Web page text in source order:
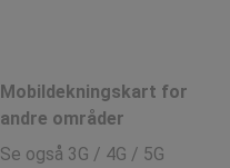
Mobildekningskart for
andre områder
Se også 3G / 4G / 5G